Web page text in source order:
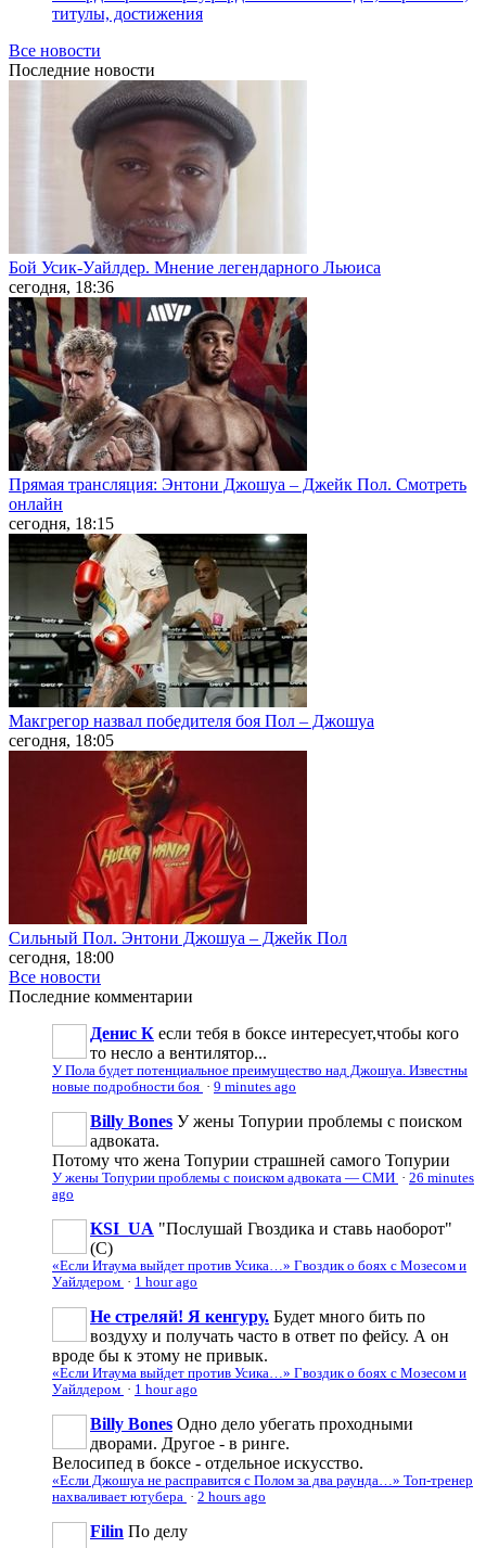
титулы, достижения
Все новости
Последние новости
Бой Усик-Уайлдер. Мнение легендарного Льюиса
сегодня, 18:36
Прямая трансляция: Энтони Джошуа – Джейк Пол. Смотреть
онлайн
сегодня, 18:15
Макгрегор назвал победителя боя Пол – Джошуа
сегодня, 18:05
Сильный Пол. Энтони Джошуа – Джейк Пол
сегодня, 18:00
Все новости
Последние комментарии
Денис К если тебя в боксе интересует,чтобы кого
то несло а вентилятор...
У Пола будет потенциальное преимущество над Джошуа. Известны
новые подробности боя · 9 minutes ago
Billy Bones У жены Топурии проблемы с поиском
адвоката.
Потому что жена Топурии страшней самого Топурии
У жены Топурии проблемы с поиском адвоката — СМИ · 26 minutes
ago
KSI_UA "Послушай Гвоздика и ставь наоборот"
(С)
«Если Итаума выйдет против Усика…» Гвоздик о боях с Мозесом и
Уайлдером · 1 hour ago
Не стреляй! Я кенгуру. Будет много бить по
воздуху и получать часто в ответ по фейсу. А он
вроде бы к этому не привык.
«Если Итаума выйдет против Усика…» Гвоздик о боях с Мозесом и
Уайлдером · 1 hour ago
Billy Bones Одно дело убегать проходными
дворами. Другое - в ринге.
Велосипед в боксе - отдельное искусство.
«Если Джошуа не расправится с Полом за два раунда…» Топ-тренер
нахваливает ютубера · 2 hours ago
Filin По делу